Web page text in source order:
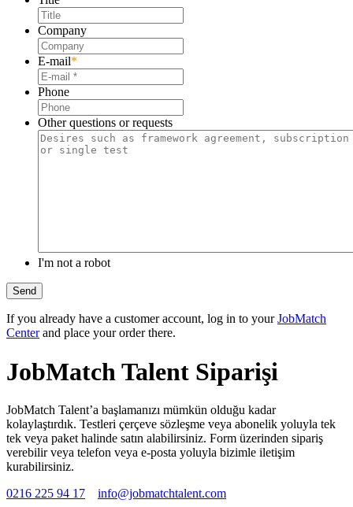
Company
E-mail*
Phone
Other questions or requests
I'm not a robot
If you already have a customer account, log in to yourJobMatch
Centerand place your order there.
JobMatch Talent Siparişi
JobMatch Talent’a başlamanızı mümkün olduğu kadar
kolaylaştırdık. Testleri çerçeve sözleşme veya abonelik yoluyla tek
tek veya paket halinde satın alabilirsiniz. Form üzerinden sipariş
verebilir veya telefon veya e-posta yoluyla bizimle iletişim
kurabilirsiniz.
0216 225 94 17
info@jobmatchtalent.com